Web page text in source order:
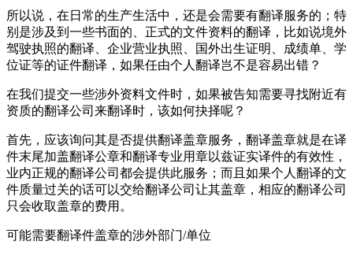
所以说，在日常的生产生活中，还是会需要有翻译服务的；特
别是涉及到一些书面的、正式的文件资料的翻译，比如说境外
驾驶执照的翻译、企业营业执照、国外出生证明、成绩单、学
位证等的证件翻译，如果任由个人翻译岂不是容易出错？
在我们提交一些涉外资料文件时，如果被告知需要寻找附近有
资质的翻译公司来翻译时，该如何抉择呢？
首先，应该询问其是否提供翻译盖章服务，翻译盖章就是在译
件末尾加盖翻译公章和翻译专业用章以兹证实译件的有效性，
业内正规的翻译公司都会提供此服务；而且如果个人翻译的文
件质量过关的话可以交给翻译公司让其盖章，相应的翻译公司
只会收取盖章的费用。
可能需要翻译件盖章的涉外部门/单位